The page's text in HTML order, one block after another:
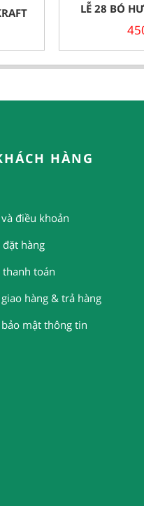
LỄ 28 BÓ
HÀNG
điều khoản
hàng
toán
hàng & trả hàng
bảo mật thông tin